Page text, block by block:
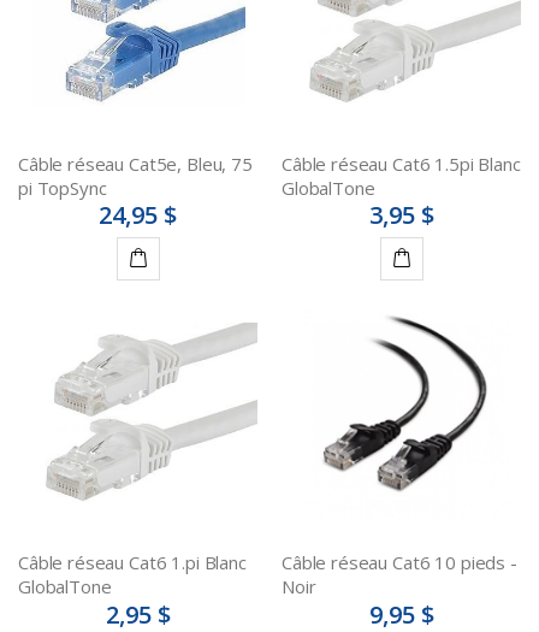
Câble réseau Cat5e, Bleu, 75
pi TopSync
24,95 $
au
panier
Câble réseau Cat6 1.5pi Blanc
GlobalTone
3,95 $
panier
Câble réseau Cat6 1.pi Blanc
GlobalTone
2,95 $
Câble réseau Cat6 10 pieds -
Noir
9,95 $